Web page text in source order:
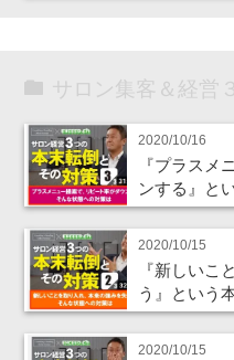
サロン集客＆経営
2020/10/16
『プラスメ
ンする』と
2020/10/15
『新しいこ
う』という
2020/10/15